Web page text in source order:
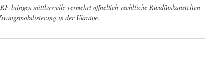
bringen mittlerweile vermehrt öffneltich-rechltiche Rundfunkanstalten
in der Ukraine.